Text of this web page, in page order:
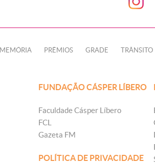
MEMÓRIA PRÊMIOS GRADE TRÂNSITO
FUNDAÇÃO CÁSPER LÍBERO
Faculdade Cásper Líbero
FCL
Gazeta FM
POLÍTICA DE PRIVACIDADE